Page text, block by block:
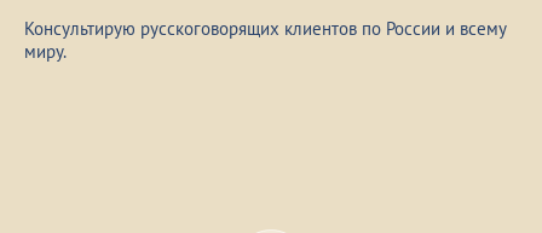
Консультирую русскоговорящих клиентов по России и всему
миру.